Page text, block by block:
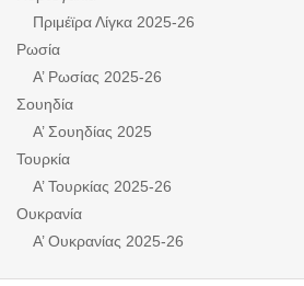
Πριμέϊρα Λίγκα 2025-26
Ρωσία
Α’ Ρωσίας 2025-26
Σουηδία
Α’ Σουηδίας 2025
Τουρκία
Α’ Τουρκίας 2025-26
Ουκρανία
Α’ Ουκρανίας 2025-26